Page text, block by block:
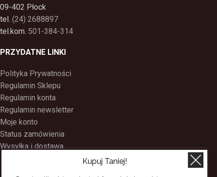
09-402 Płock
tel. (24) 2688897
tel.kom. 501-384-314
PRZYDATNE LINKI
Polityka Prywatności
Regulamin Sklepu
Regulamin konta
Regulamin newsletter
Moje konto
Status zamówienia
Wysyłka i dostawa
Kupuj Taniej!